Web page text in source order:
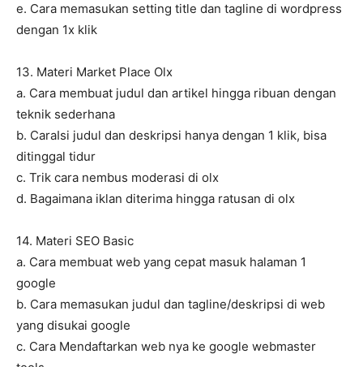
e. Cara memasukan setting title dan tagline di wordpress
dengan 1x klik
13. Materi Market Place Olx
a. Cara membuat judul dan artikel hingga ribuan dengan
teknik sederhana
b. CaraIsi judul dan deskripsi hanya dengan 1 klik, bisa
ditinggal tidur
c. Trik cara nembus moderasi di olx
d. Bagaimana iklan diterima hingga ratusan di olx
14. Materi SEO Basic
a. Cara membuat web yang cepat masuk halaman 1
google
b. Cara memasukan judul dan tagline/deskripsi di web
yang disukai google
c. Cara Mendaftarkan web nya ke google webmaster